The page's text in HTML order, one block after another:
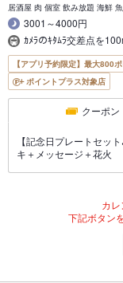
居酒屋 肉 個室 飲み放題 海鮮
3001～4000円
ｶﾒﾗのｷﾀﾑﾗ交差点を
【アプリ予約限定】最大800
ポイントプラス対象店
クーポン
【記念日プレートセッ
キ＋メッセージ＋花火
カレ
下記ボタン